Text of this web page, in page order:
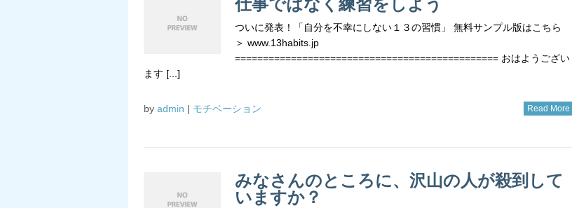
ついに発表！「自分を不幸にしない１３の習慣」 無料サンプル版はこちら
＞ www.13habits.jp
=============================================== おはようござい
ます [...]
by admin | モチベーション Read More
みなさんのところに、沢山の人が殺到して
いますか？